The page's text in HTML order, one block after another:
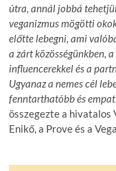
útra, annál jobbá
veganizmus mögötti
előtte lebegni, ami
a zárt közösségünkben,
influencerekkel és a
Ugyanaz a nemes cél
fenntarthatóbb és
összegezte a hivatalos
Enikő, a Prove és a